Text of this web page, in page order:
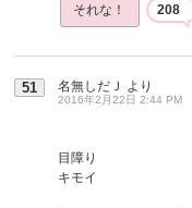
それな！ 208
51 名無しだＪ より
2016年2月22日 2:44 PM
目障り
キモイ